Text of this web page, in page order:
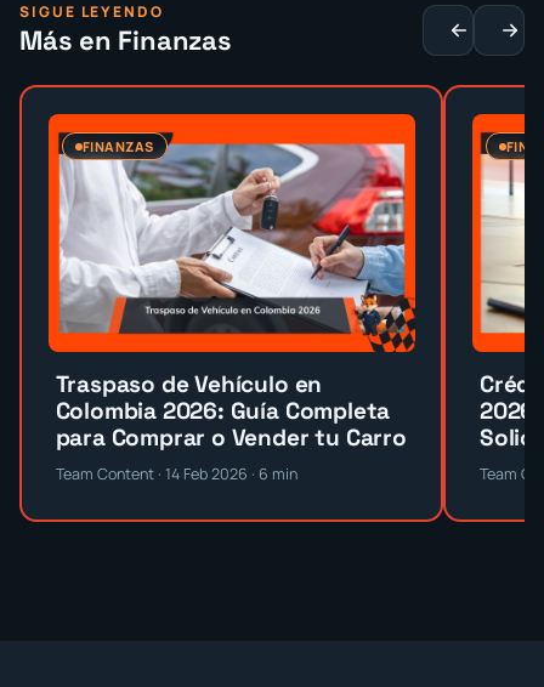
SIGUE LEYENDO
Más en Finanzas
FINANZAS
Traspaso de Vehículo en
Colombia 2026: Guía Completa
para Comprar o Vender tu Carro
Team Content · 14 Feb 2026 · 6 min Team